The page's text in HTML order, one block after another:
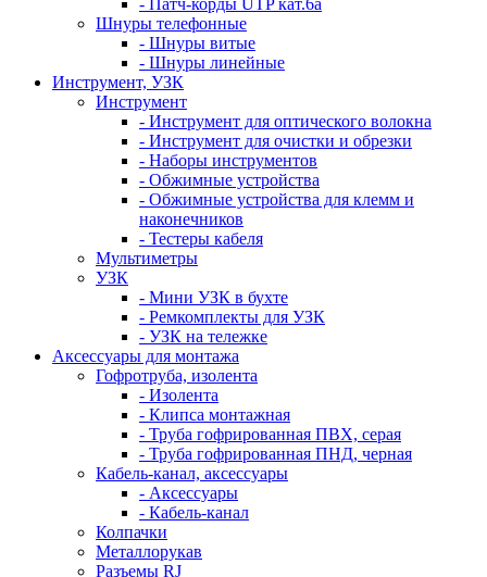
- Патч-корды UTP кат.6а
Шнуры телефонные
- Шнуры витые
- Шнуры линейные
Инструмент, УЗК
Инструмент
- Инструмент для оптического волокна
- Инструмент для очистки и обрезки
- Наборы инструментов
- Обжимные устройства
- Обжимные устройства для клемм и
наконечников
- Тестеры кабеля
Мультиметры
УЗК
- Мини УЗК в бухте
- Ремкомплекты для УЗК
- УЗК на тележке
Аксессуары для монтажа
Гофротруба, изолента
- Изолента
- Клипса монтажная
- Труба гофрированная ПВХ, серая
- Труба гофрированная ПНД, черная
Кабель-канал, аксессуары
- Аксессуары
- Кабель-канал
Колпачки
Металлорукав
Разъемы RJ